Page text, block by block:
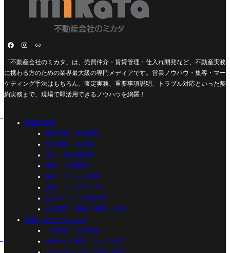
「不動産会社のミカタ」は、売買仲介・賃貸管理・仕入れ開発など、不動産実務
に携わる方のための業界最大級の専門メディアです。営業ノウハウ・集客・マー
ケティング手法はもちろん、査定実務、重要事項説明、トラブル対応といった契
約実務まで、現場で即活用できるノウハウを網羅！
不動産営業
源泉営業・新規開拓
初回接客・案内術
媒介・受託獲得術
契約・決済実務
紹介・リピート獲得
追客・メールテンプレ
住宅ローン・資金計画
特殊案件（相続・離婚・任売）
集客・マーケティング
一括査定・売主集客
Webサイト集客・ネット広告